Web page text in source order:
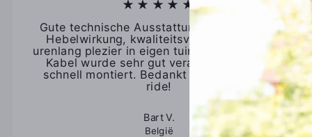
★★★★★
Gute technische Ausstattung, verzorgende
Hebelwirkung, kwaliteitsvol materiaal en
urenlang plezier in eigen tuin! Das 45m lange
Kabel wurde sehr gut verarbeitet und ist
schnell montiert. Bedankt sich bei Cable-
ride!
Bart V.
België